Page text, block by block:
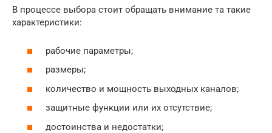
В процессе выбора стоит обращать внимание та такие
характеристики:
рабочие параметры;
размеры;
количество и мощность выходных каналов;
защитные функции или их отсутствие;
достоинства и недостатки;